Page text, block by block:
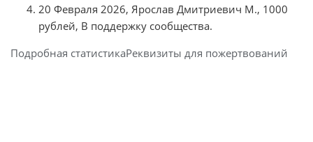
20 Февраля 2026, Ярослав Дмитриевич М., 1000
рублей, В поддержку сообщества.
Подробная статистикаРеквизиты для пожертвований